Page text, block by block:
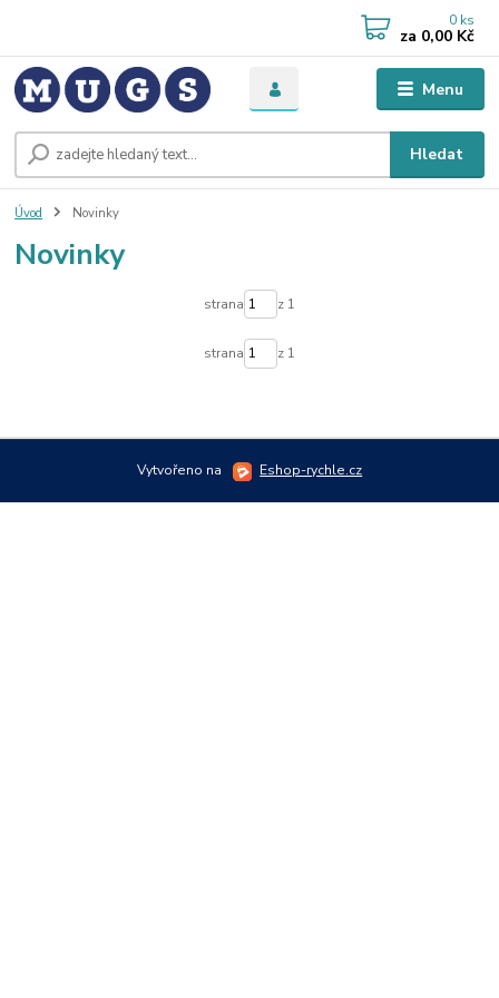
Menu
Hledat
0 ks
za 0,00 Kč
Úvod Novinky
Novinky
strana z 1
strana z 1
Vytvořeno na Eshop-rychle.cz